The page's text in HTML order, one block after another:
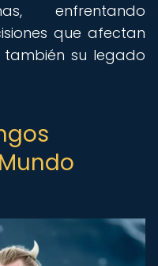
enfrentando
que afectan
también su legado